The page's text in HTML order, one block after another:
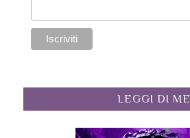
LEGGI DI ME